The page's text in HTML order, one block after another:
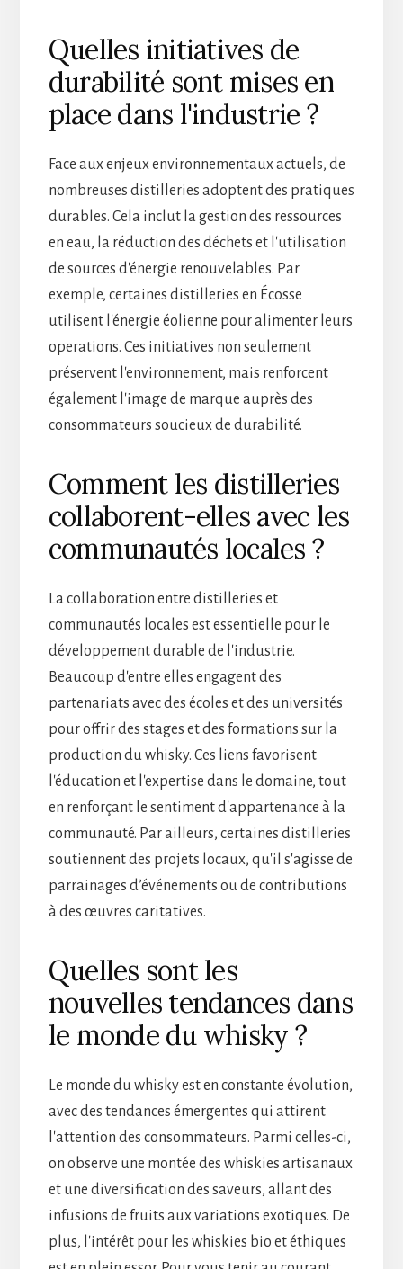
Quelles initiatives de
durabilité sont mises en
place dans l'industrie ?
Face aux enjeux environnementaux actuels, de
nombreuses distilleries adoptent des pratiques
durables. Cela inclut la gestion des ressources
en eau, la réduction des déchets et l'utilisation
de sources d'énergie renouvelables. Par
exemple, certaines distilleries en Écosse
utilisent l'énergie éolienne pour alimenter leurs
operations. Ces initiatives non seulement
préservent l'environnement, mais renforcent
également l'image de marque auprès des
consommateurs soucieux de durabilité.
Comment les distilleries
collaborent-elles avec les
communautés locales ?
La collaboration entre distilleries et
communautés locales est essentielle pour le
développement durable de l'industrie.
Beaucoup d'entre elles engagent des
partenariats avec des écoles et des universités
pour offrir des stages et des formations sur la
production du whisky. Ces liens favorisent
l'éducation et l'expertise dans le domaine, tout
en renforçant le sentiment d'appartenance à la
communauté. Par ailleurs, certaines distilleries
soutiennent des projets locaux, qu'il s'agisse de
parrainages d’événements ou de contributions
à des œuvres caritatives.
Quelles sont les
nouvelles tendances dans
le monde du whisky ?
Le monde du whisky est en constante évolution,
avec des tendances émergentes qui attirent
l'attention des consommateurs. Parmi celles-ci,
on observe une montée des whiskies artisanaux
et une diversification des saveurs, allant des
infusions de fruits aux variations exotiques. De
plus, l'intérêt pour les whiskies bio et éthiques